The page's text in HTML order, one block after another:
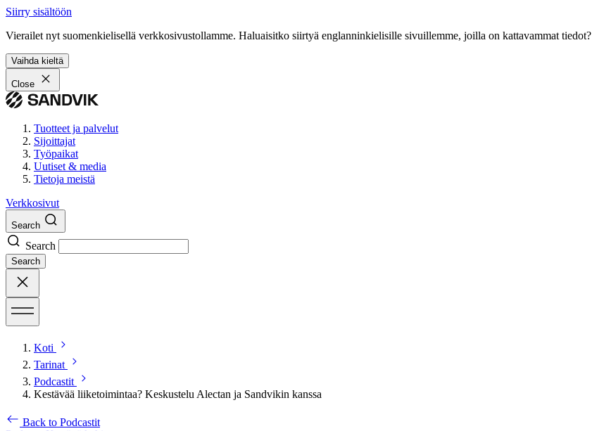
Siirry sisältöön
Vierailet nyt suomenkielisellä verkkosivustollamme. Haluaisitko siirtyä englanninkielisille sivuillemme, joilla on kattavammat tiedot?
Vaihda kieltä
Close
Tuotteet ja palvelut
Sijoittajat
Työpaikat
Uutiset & media
Tietoja meistä
Verkkosivut
Search
Search
Search
Koti
Tarinat
Podcastit
Kestävää liiketoimintaa? Keskustelu Alectan ja Sandvikin kanssa
Back to Podcastit